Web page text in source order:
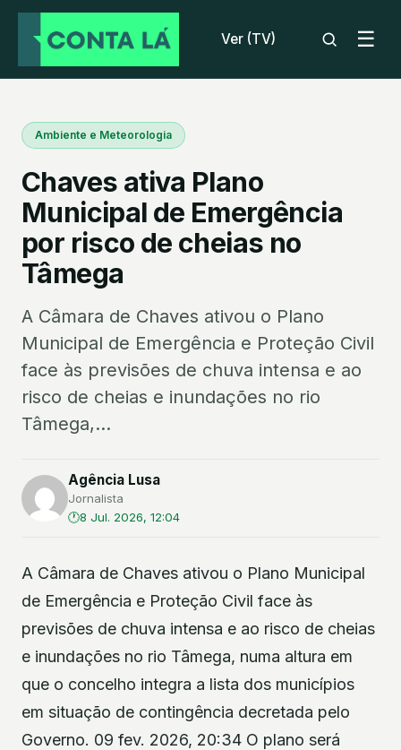
Ver (TV) ☰
Ambiente e Meteorologia
Chaves ativa Plano
Municipal de Emergência
por risco de cheias no
Tâmega
A Câmara de Chaves ativou o Plano
Municipal de Emergência e Proteção Civil
face às previsões de chuva intensa e ao
risco de cheias e inundações no rio
Tâmega,...
Agência Lusa
Jornalista
8 Jul. 2026, 12:04
A Câmara de Chaves ativou o Plano Municipal
de Emergência e Proteção Civil face às
previsões de chuva intensa e ao risco de cheias
e inundações no rio Tâmega, numa altura em
que o concelho integra a lista dos municípios
em situação de contingência decretada pelo
Governo. 09 fev. 2026, 20:34 O plano será